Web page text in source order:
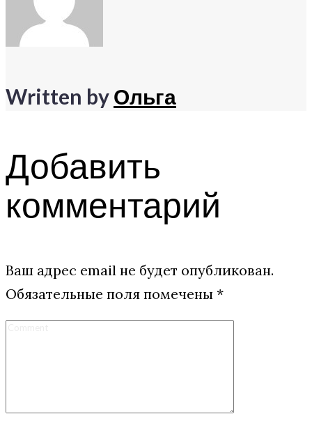
Written byОльга
Добавить
комментарий
Ваш адрес email не будет опубликован.
Обязательные поля помечены *